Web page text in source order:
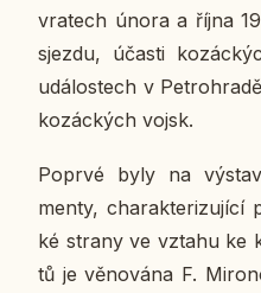
vra­tech února a října
sjezdu, účasti
udá­los­tech v
ko­zác­kých vojsk.
Poprvé byly na
men­ty, cha­rak­te­ri­zu­jí­cí
ké strany ve vztahu ke
tů je vě­no­vá­na F.